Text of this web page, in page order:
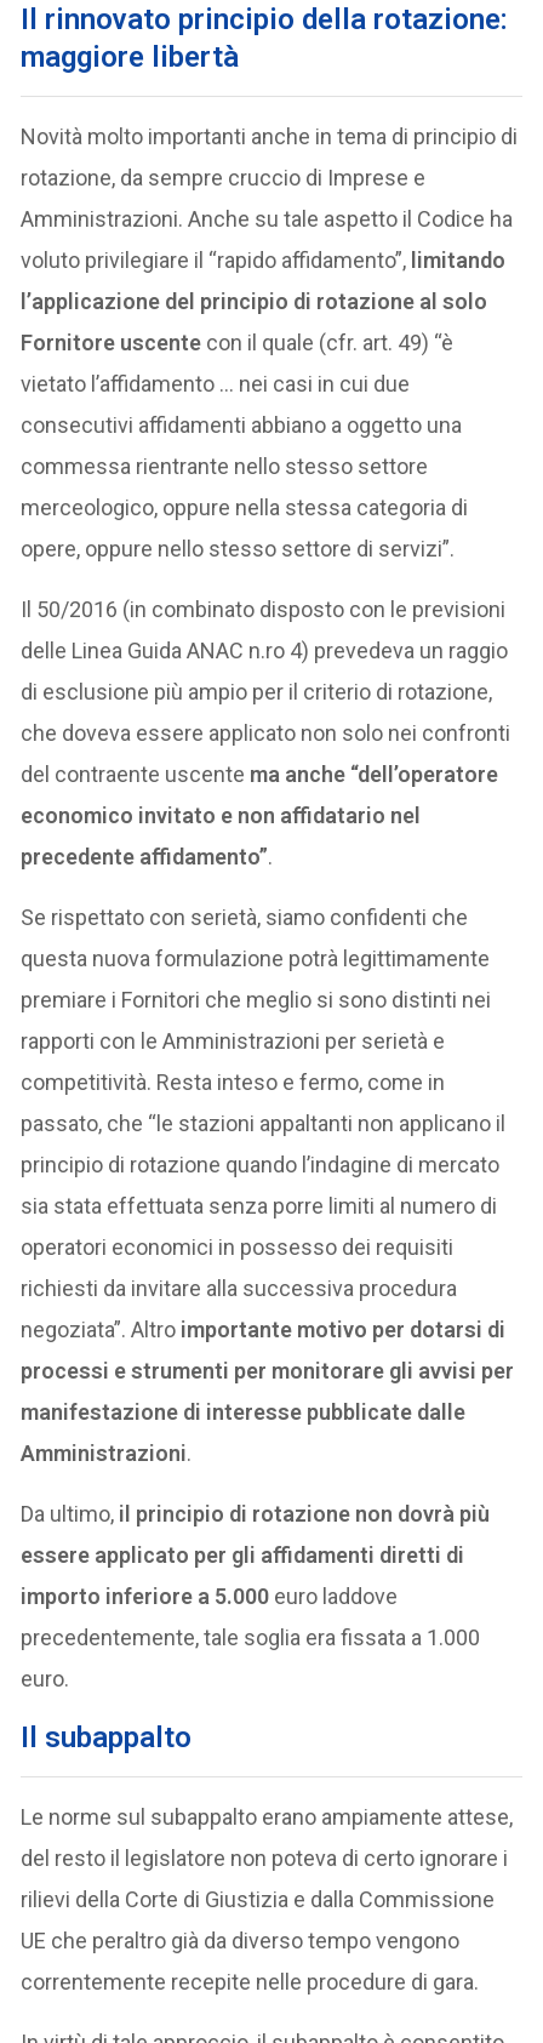
Il rinnovato principio della rotazione:
maggiore libertà
Novità molto importanti anche in tema di principio di
rotazione, da sempre cruccio di Imprese e
Amministrazioni. Anche su tale aspetto il Codice ha
voluto privilegiare il “rapido affidamento”, limitando
l’applicazione del principio di rotazione al solo
Fornitore uscente con il quale (cfr. art. 49) “è
vietato l’affidamento … nei casi in cui due
consecutivi affidamenti abbiano a oggetto una
commessa rientrante nello stesso settore
merceologico, oppure nella stessa categoria di
opere, oppure nello stesso settore di servizi”.
Il 50/2016 (in combinato disposto con le previsioni
delle Linea Guida ANAC n.ro 4) prevedeva un raggio
di esclusione più ampio per il criterio di rotazione,
che doveva essere applicato non solo nei confronti
del contraente uscente ma anche “dell’operatore
economico invitato e non affidatario nel
precedente affidamento”.
Se rispettato con serietà, siamo confidenti che
questa nuova formulazione potrà legittimamente
premiare i Fornitori che meglio si sono distinti nei
rapporti con le Amministrazioni per serietà e
competitività. Resta inteso e fermo, come in
passato, che “le stazioni appaltanti non applicano il
principio di rotazione quando l’indagine di mercato
sia stata effettuata senza porre limiti al numero di
operatori economici in possesso dei requisiti
richiesti da invitare alla successiva procedura
negoziata”. Altro importante motivo per dotarsi di
processi e strumenti per monitorare gli avvisi per
manifestazione di interesse pubblicate dalle
Amministrazioni.
Da ultimo, il principio di rotazione non dovrà più
essere applicato per gli affidamenti diretti di
importo inferiore a 5.000 euro laddove
precedentemente, tale soglia era fissata a 1.000
euro.
Il subappalto
Le norme sul subappalto erano ampiamente attese,
del resto il legislatore non poteva di certo ignorare i
rilievi della Corte di Giustizia e dalla Commissione
UE che peraltro già da diverso tempo vengono
correntemente recepite nelle procedure di gara.